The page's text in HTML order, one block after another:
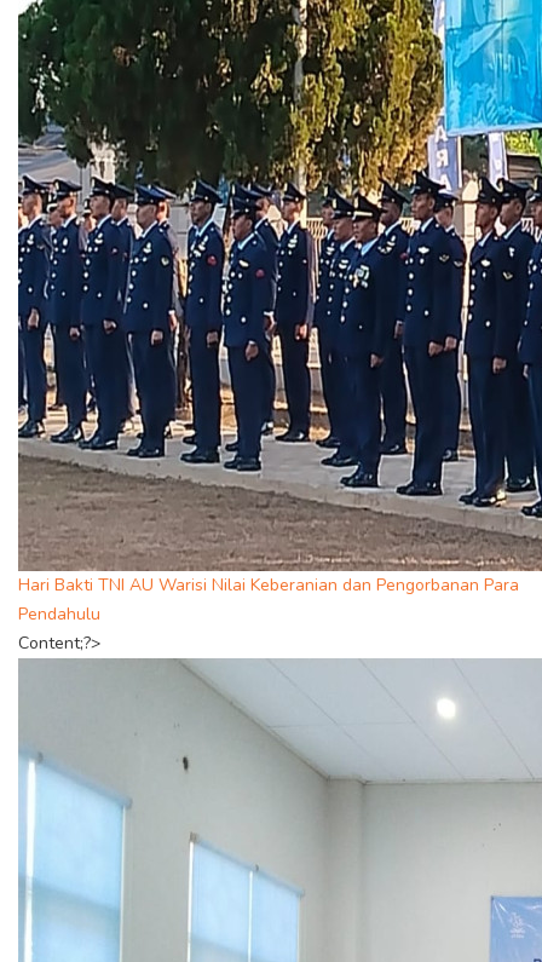
Hari Bakti TNI AU Warisi Nilai Keberanian dan Pengorbanan Para
Pendahulu
Content;?>